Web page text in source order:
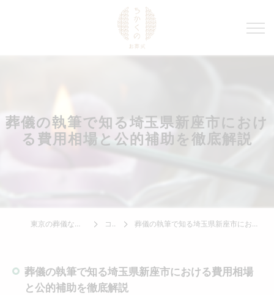
葬儀の執筆で知る埼玉県新座市におけ
る費用相場と公的補助を徹底解説
東京の葬儀ならちかくのお葬式 コラム 葬儀の執筆で知る埼玉県新座市における費用相場と公的補助を徹底解説
葬儀の執筆で知る埼玉県新座市における費用相場
と公的補助を徹底解説